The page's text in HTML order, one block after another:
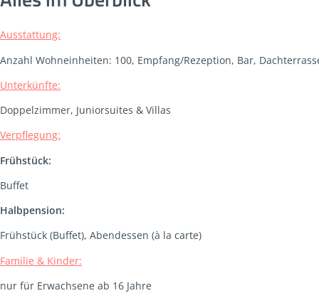
Ausstattung:
Anzahl Wohneinheiten: 100, Empfang/Rezeption, Bar,
Unterkünfte:
Doppelzimmer, Juniorsuites & Villas
Verpflegung:
Frühstück:
Buffet
Halbpension:
Frühstück (Buffet), Abendessen (à la carte)
Familie & Kinder:
nur für Erwachsene ab 16 Jahre